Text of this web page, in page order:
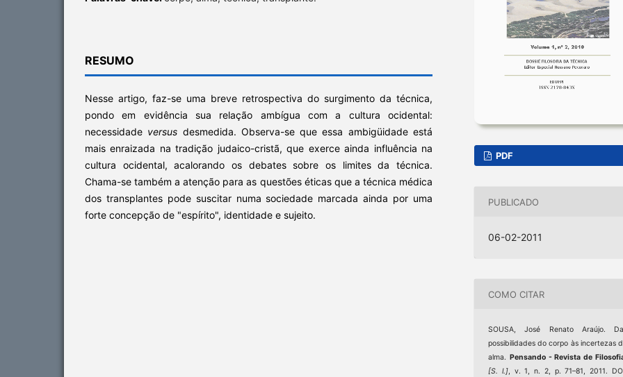
RESUMO
Nesse artigo, faz-se uma breve retrospectiva do surgimento da técnica,
pondo em evidência sua relação ambígua com a cultura ocidental:
necessidade versus desmedida. Observa-se que essa ambigüidade está
mais enraizada na tradição judaico-cristã, que exerce ainda influência na
cultura ocidental, acalorando os debates sobre os limites da técnica.
Chama-se também a atenção para as questões éticas que a técnica médica
dos transplantes pode suscitar numa sociedade marcada ainda por uma
forte concepção de "espírito", identidade e sujeito.
PDF
PUBLICADO
06-02-2011
COMO CITAR
SOUSA, José Renato Araújo.
possibilidades do corpo às incertezas
alma. Pensando - Revista de
[S. l.], v. 1, n. 2, p. 71–81, 2011.